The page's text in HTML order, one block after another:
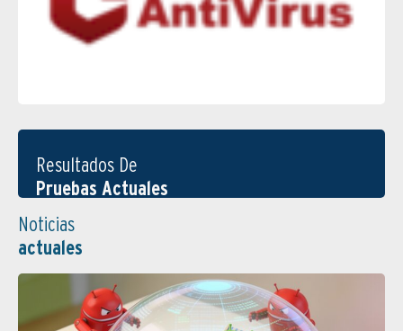
Resultados De
Pruebas Actuales
Noticias
actuales